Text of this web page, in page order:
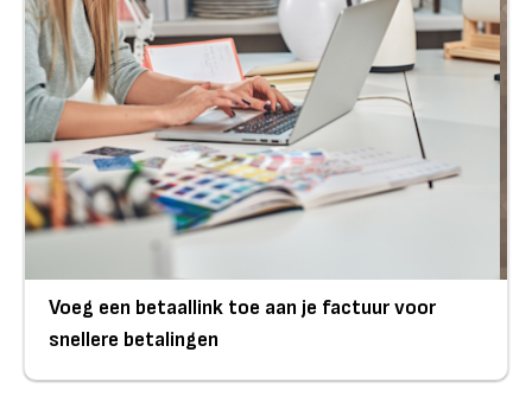
Voeg een betaallink toe aan je factuur voor
snellere betalingen